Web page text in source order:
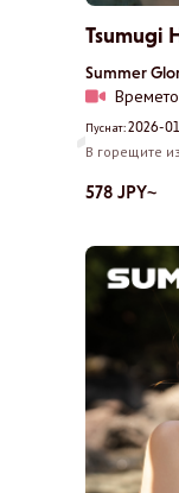
Tsumugi
Summer
Пуснат:2026-
В горещите
смело
естествено
Мократа
съвършеното
578 JPY~